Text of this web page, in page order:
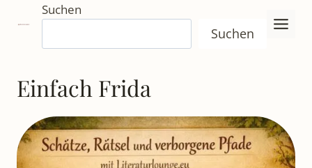
Inhalt
springen
Suchen
Suchen
Einfach Frida